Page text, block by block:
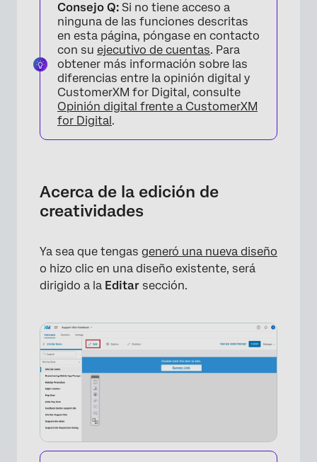
Mover elementos
Nueva barra de herramientas de elementos
Opciones de elementos seleccionados
Editor de contenido enriquecido
Menú Selección Diseño
Consejo Q: Si no tiene acceso a
ninguna de las funciones descritas
en esta página, póngase en contacto
con su ejecutivo de cuentas. Para
obtener más información sobre las
diferencias entre la opinión digital y
CustomerXM for Digital, consulte
Opinión digital frente a CustomerXM
for Digital.
Acerca de la edición de
creatividades
Ya sea que tengas generó una nueva diseño
o hizo clic en una diseño existente, será
dirigido a la Editar sección.